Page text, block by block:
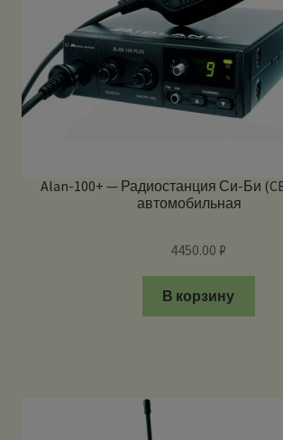
Alan-100+ — Радиостанция Си-Би
автомобильная
4450.00₽
В корзину